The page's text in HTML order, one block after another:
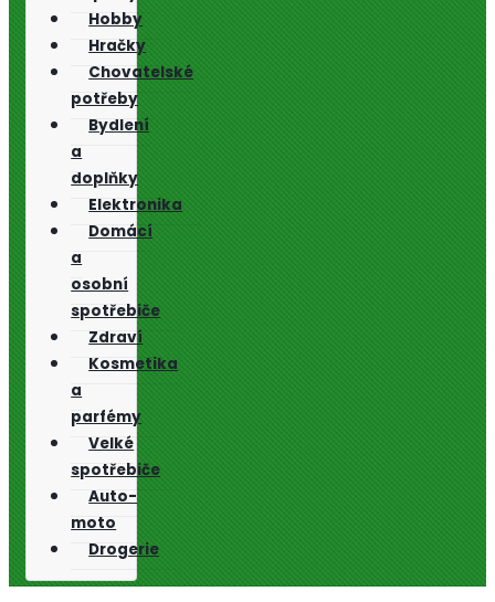
Hobby
Hračky
Chovatelské
potřeby
Bydlení
a
doplňky
Elektronika
Domácí
a
osobní
spotřebiče
Zdraví
Kosmetika
a
parfémy
Velké
spotřebiče
Auto-
moto
Drogerie